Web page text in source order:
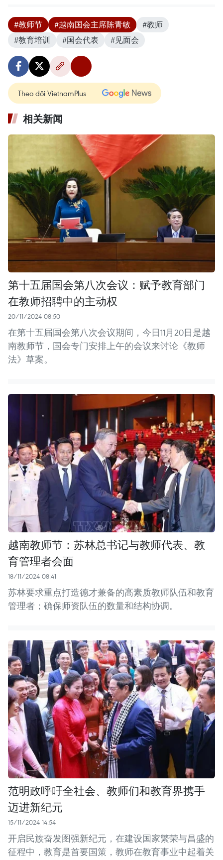
#教师节 #越南国会主席陈青敏
#教师
#教育培训
#国会代表 #见面会
Theo dõi VietnamPlus
相关新闻
第十五届国会第八次会议：赋予教育部门
在教师招聘中的主动权
20/11/2024 08:50
在第十五届国会第八次会议期间，今日11月20日是越
南教师节，国会专门安排上午的会议来讨论《教师
法》草案。
越南教师节：苏林总书记与教师代表、教
育管理者会面
18/11/2024 08:41
苏林要求重点打造德才兼备的高素质教师队伍和教育
管理者；确保师资队伍的数量和结构协调。
范明政呼吁全社会、教师们和教育界携手
迈进新纪元
15/11/2024 14:54
开启民族奋发图强新纪元，在建设国家繁荣与昌盛的
征程中，教育是首要国策，教师在教育事业中起着关